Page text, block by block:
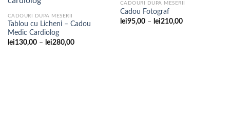
Adaugare
CADOURI DUPA MESERII
Tablou cu Licheni – Cadou
Medic Cardiolog
lei130,00 – lei280,00Interval
CADOURI DUPA MESERII
Cadou Fotograf
lei95,00 – lei210,00Interval